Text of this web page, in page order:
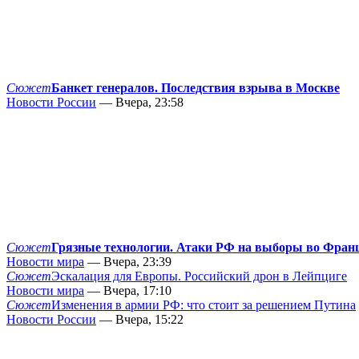
СюжетБанкет генералов. Последствия взрыва в Москве
Новости России — Вчера, 23:58
СюжетГрязные технологии. Атаки РФ на выборы во
Новости мира — Вчера, 23:39
СюжетЭскалация для Европы. Российский дрон в Лейпциге
Новости мира — Вчера, 17:10
СюжетИзменения в армии РФ: что стоит за решением Путина
Новости России — Вчера, 15:22